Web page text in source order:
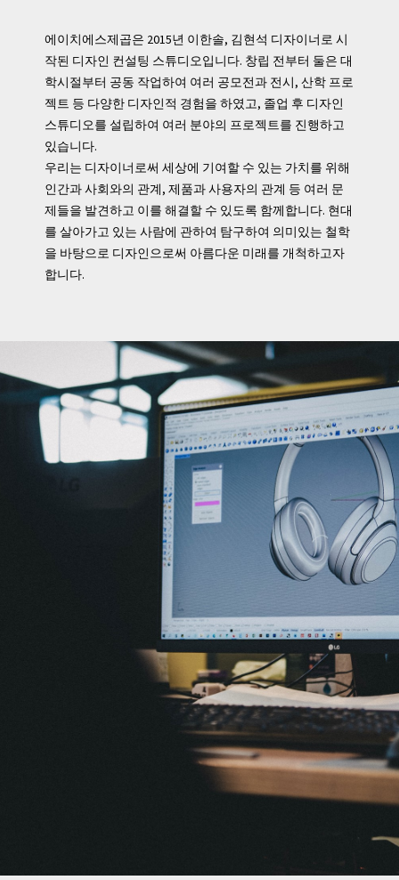
에이치에스제곱은 2015년 이한솔, 김현석 디자이너로 시
작된 디자인 컨설팅 스튜디오입니다. 창립 전부터 둘은 대
학시절부터 공동 작업하여 여러 공모전과 전시, 산학 프로
젝트 등 다양한 디자인적 경험을 하였고, 졸업 후 디자인
스튜디오를 설립하여 여러 분야의 프로젝트를 진행하고
있습니다.
우리는 디자이너로써 세상에 기여할 수 있는 가치를 위해
인간과 사회와의 관계, 제품과 사용자의 관계 등 여러 문
제들을 발견하고 이를 해결할 수 있도록 함께합니다. 현대
를 살아가고 있는 사람에 관하여 탐구하여 의미있는 철학
을 바탕으로 디자인으로써 아름다운 미래를 개척하고자
합니다.